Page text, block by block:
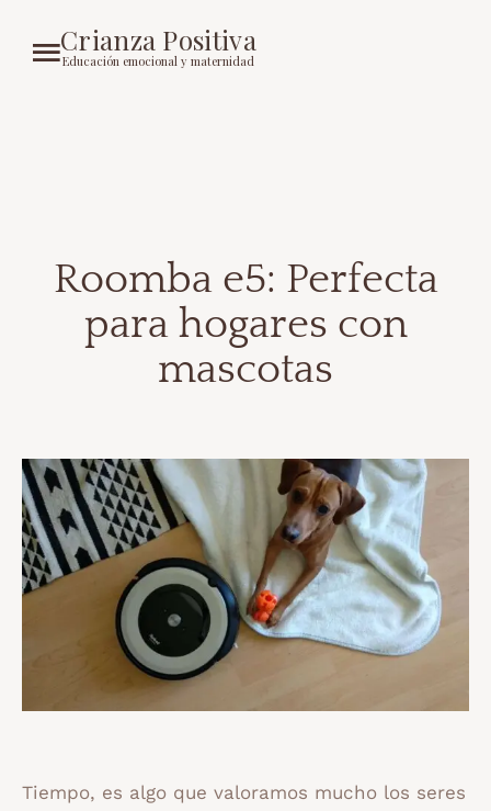
Crianza Positiva
Educación emocional y maternidad
Roomba e5: Perfecta
para hogares con
mascotas
Tiempo, es algo que valoramos mucho los seres